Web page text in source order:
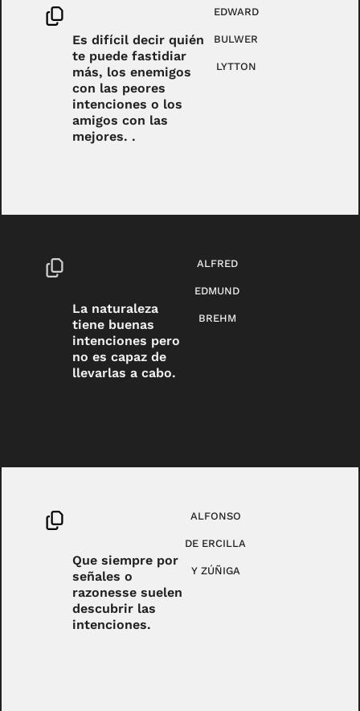
Es difícil decir quién
te puede fastidiar
más, los enemigos
con las peores
intenciones o los
amigos con las
mejores. .
EDWARD
BULWER
LYTTON
La naturaleza
tiene buenas
intenciones pero
no es capaz de
llevarlas a cabo.
ALFRED
EDMUND
BREHM
Que siempre por
señales o
razonesse suelen
descubrir las
intenciones.
ALFONSO
DE ERCILLA
Y ZÚÑIGA